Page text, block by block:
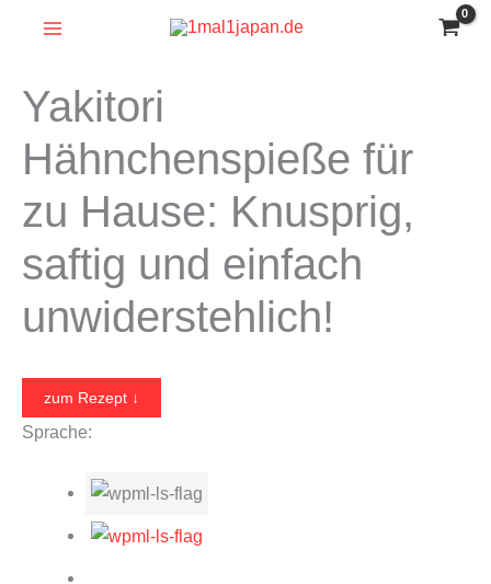
Yakitori
Hähnchenspieße für
zu Hause: Knusprig,
saftig und einfach
unwiderstehlich!
zum Rezept ↓
Sprache: